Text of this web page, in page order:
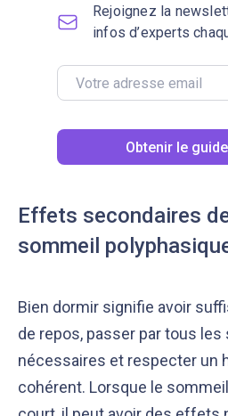
Obtenir le
Rejoignez la
infos d’experts
Effets secondaires
sommeil
Bien dormir signifie avoir
de repos, passer par tous les
nécessaires et respecter un
cohérent. Lorsque le